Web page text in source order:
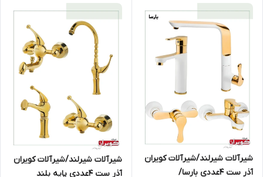
شیرآلات شیرلند/شیرآلات کویران
آذر ست 4عددی بارسا/
شیرآلات شیرلند/شیرآلات کویران
آذر ست 4عددی پایه بلند